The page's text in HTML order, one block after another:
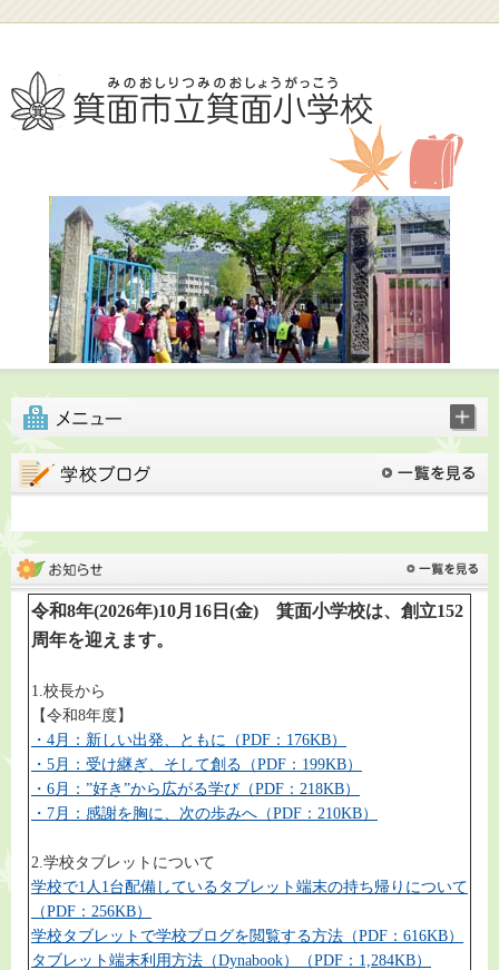
令和8年(2026年)10月16日(金) 箕面小学校は、創立152
周年を迎えます。
1.校長から
【令和8年度】
・4月：新しい出発、ともに（PDF：176KB）
・5月：受け継ぎ、そして創る（PDF：199KB）
・6月：”好き”から広がる学び（PDF：218KB）
・7月：感謝を胸に、次の歩みへ（PDF：210KB）
2.学校タブレットについて
学校で1人1台配備しているタブレット端末の持ち帰りについて
（PDF：256KB）
学校タブレットで学校ブログを閲覧する方法（PDF：616KB）
タブレット端末利用方法（Dynabook）（PDF：1,284KB）